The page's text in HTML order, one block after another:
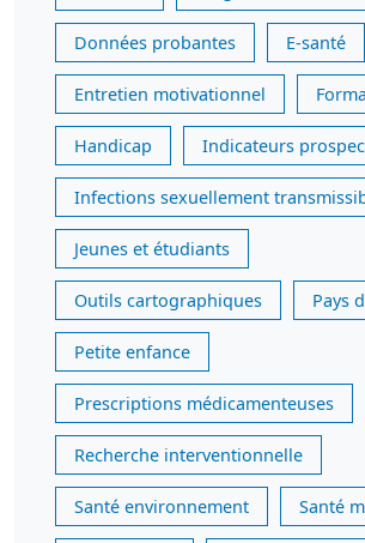
Données probantes E-santé
Entretien motivationnel
Handicap Indicateurs
Infections sexuellement
Jeunes et étudiants
Outils cartographiques Pays
Petite enfance
Prescriptions médicamenteuses
Recherche interventionnelle
Santé environnement Santé